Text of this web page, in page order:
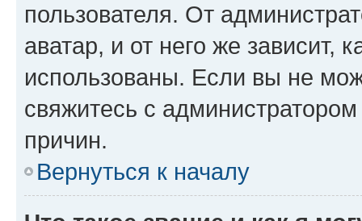
пользователя. От
аватар, и от него же зависит,
использованы. Если вы не
свяжитесь с
причин.
Вернуться к началу